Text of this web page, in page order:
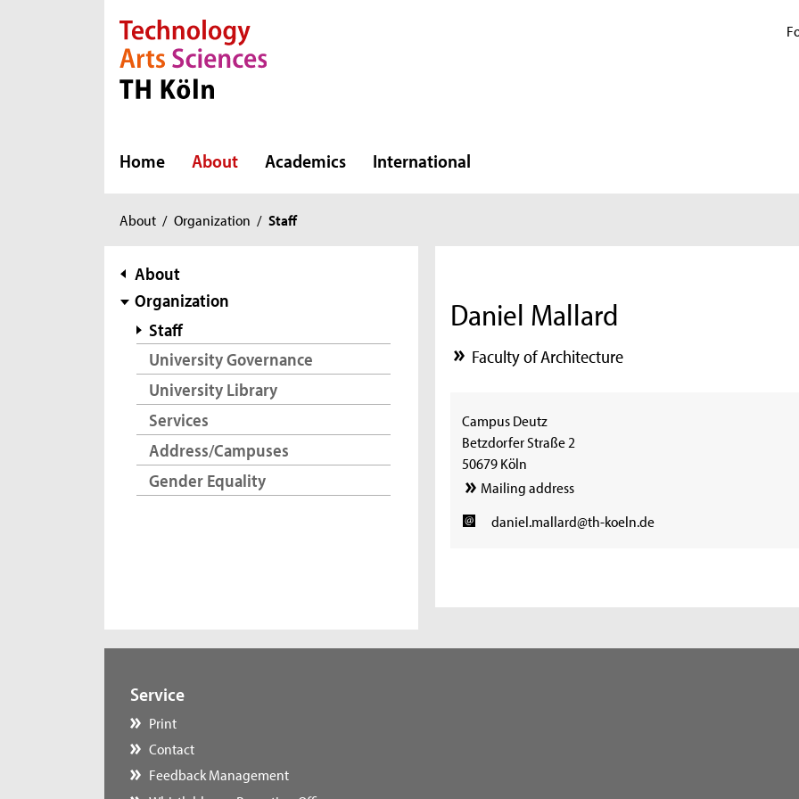
Direkt zur Hauptnavigation
Direkt zur Subnavigation
Direkt zum Inhalt
Direkt zum Fußbereich
Home About Academics International
You
here:
About / Organization / Staff
subnavigation
About
Organization
Staff
University Governance
University Library
Services
Address/Campuses
Gender Equality
Daniel Mallard
Faculty of Architecture
Campus Deutz
Betzdorfer Straße 2
50679 Köln
Mailing address
daniel.mallard@th-koeln.de
Service
Print
Contact
Feedback Management